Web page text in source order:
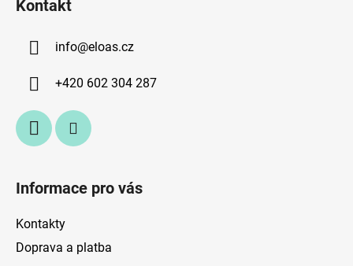
Kontakt
info@eloas.cz
+420 602 304 287
Informace pro vás
Kontakty
Doprava a platba